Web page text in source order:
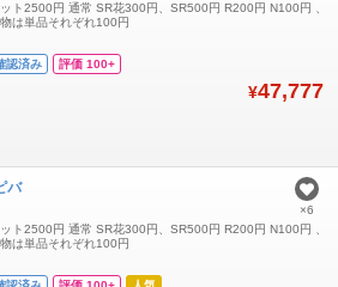
ト2500円 通常 SR花300円、SR500円 R200円 N100円 、
は単品それぞれ100円
認済み 評価 100+
¥47,777
バ
ト2500円 通常 SR花300円、SR500円 R200円 N100円 、
は単品それぞれ100円
×6